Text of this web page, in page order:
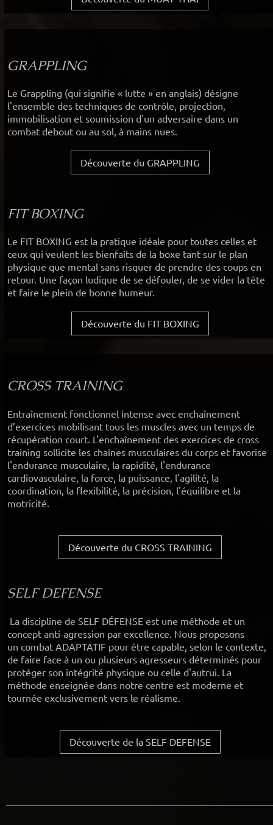
GRAPPLING
Le Grappling (qui signifie « lutte » en anglais) désigne
l'ensemble des techniques de contrôle, projection,
immobilisation et soumission d'un adversaire dans un
combat debout ou au sol, à mains nues.
Découverte du GRAPPLING
FIT BOXING
Le FIT BOXING est la pratique idéale pour toutes celles et
ceux qui veulent les bienfaits de la boxe tant sur le plan
physique que mental sans risquer de prendre des coups en
retour. Une façon ludique de se défouler, de se vider la tête
et faire le plein de bonne humeur.
Découverte du FIT BOXING
CROSS TRAINING
Entraînement fonctionnel intense avec enchaînement
d’exercices mobilisant tous les muscles avec un temps de
récupération court. L'enchaînement des exercices de cross
training sollicite les chaînes musculaires du corps et favorise
l'endurance musculaire, la rapidité, l'endurance
cardiovasculaire, la force, la puissance, l'agilité, la
coordination, la flexibilité, la précision, l'équilibre et la
motricité.
Découverte du CROSS TRAINING
SELF DEFENSE
La discipline de SELF DÉFENSE est une méthode et un
concept anti-agression par excellence. Nous proposons
un combat ADAPTATIF pour être capable, selon le contexte,
de faire face à un ou plusieurs agresseurs déterminés pour
protéger son intégrité physique ou celle d'autrui. La
méthode enseignée dans notre centre est moderne et
tournée exclusivement vers le réalisme.
Découverte de la SELF DEFENSE